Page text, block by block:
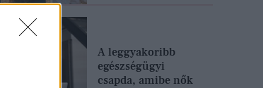
A leggyakoribb
egészségügyi
csapda, amibe nők